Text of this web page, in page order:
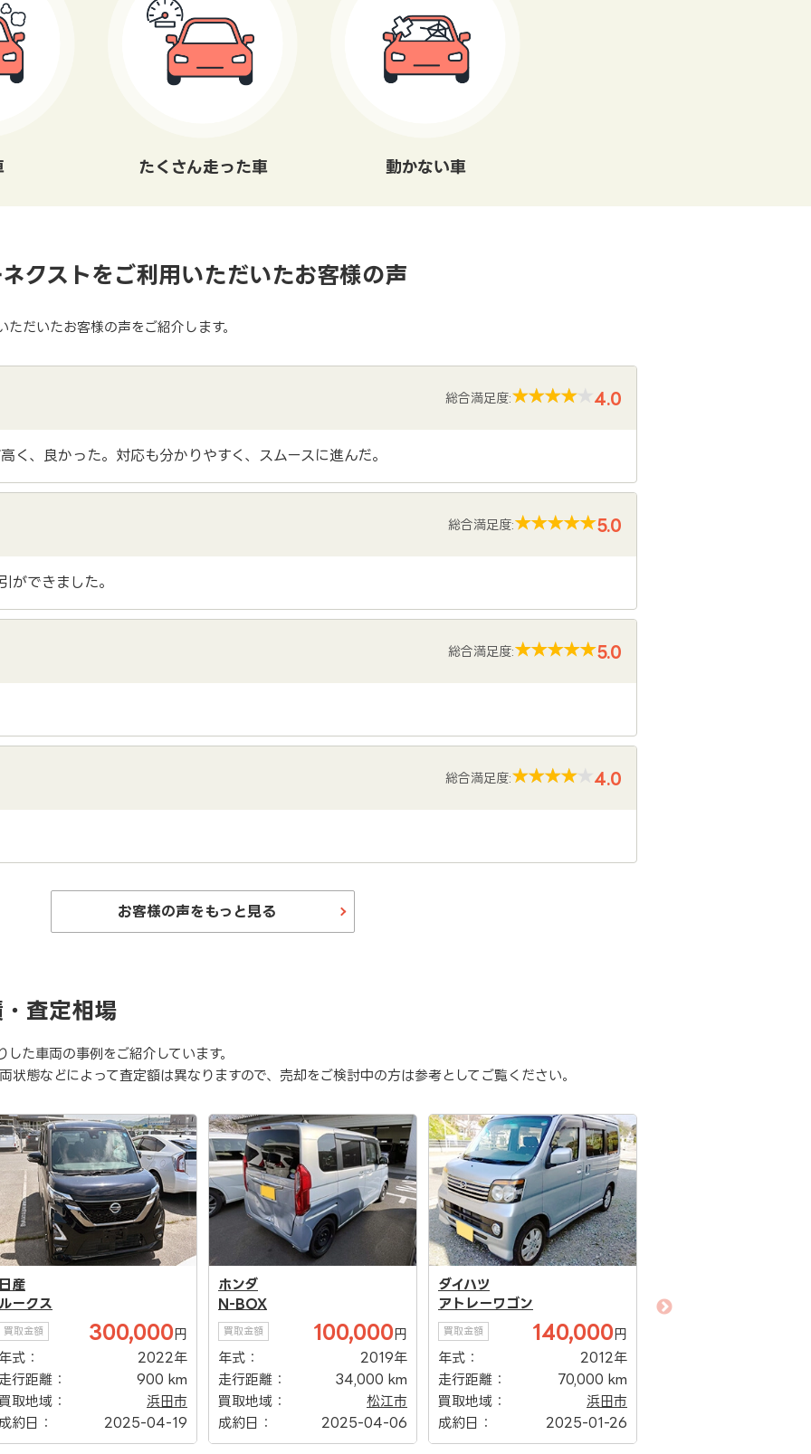
たくさん走った車 動かない車
クストをご利用いただいたお客様の声
だいたお客様の声をご紹介します。
総合満足度: 4.0
く、良かった。対応も分かりやすく、スムースに進んだ。
総合満足度: 5.0
ができました。
総合満足度: 5.0
総合満足度: 4.0
お客様の声をもっと見る
査定相場
た車両の事例をご紹介しています。
状態などによって査定額は異なりますので、売却をご検討中の方は参考としてご覧ください。
ンダ
BOX
買取金額 100,000円
式：
2019年
行距離：
34,000 km
取地域：
松江市
約日：
2025-04-06
ダイハツ
アトレーワゴン
買取金額 140,000円
年式：
2012年
走行距離：
70,000 km
買取地域：
浜田市
成約日：
2025-01-26
日産
デュアリス
買取金額 100,000円
年式：
2008年
走行距離：
110,000 km
買取地域：
出雲市
成約日：
2025-01-24
ハイゼットトラック